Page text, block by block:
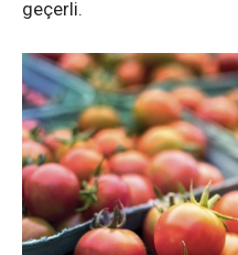
geçerli.